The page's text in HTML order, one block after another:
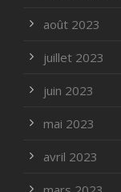
août 2023
juillet 2023
juin 2023
mai 2023
avril 2023